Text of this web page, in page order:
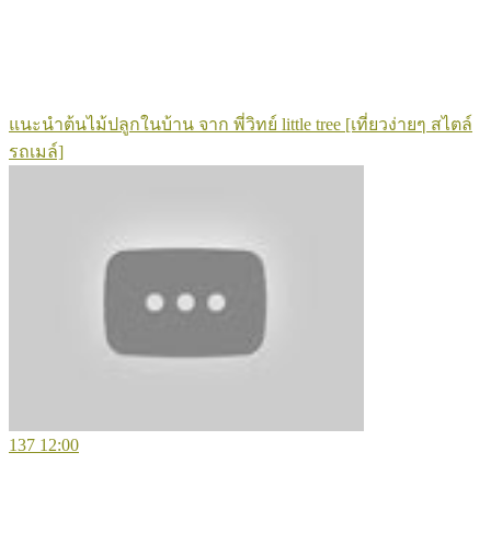
แนะนำต้นไม้ปลูกในบ้าน จาก พี่วิทย์ little tree [เที่ยวง่ายๆ สไตล์
รถเมล์]
137 12:00